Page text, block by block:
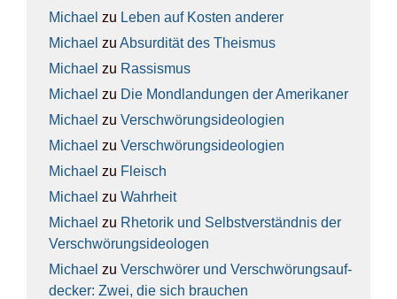
Michael zu Leben auf Kos­ten ande­rer
Michael zu Absur­di­tät des The­is­mus
Michael zu Ras­sis­mus
Michael zu Die Mond­lan­dun­gen der Ame­ri­ka­ner
Michael zu Ver­schwö­rungs­ideo­lo­gien
Michael zu Ver­schwö­rungs­ideo­lo­gien
Michael zu Fleisch
Michael zu Wahr­heit
Michael zu Rhe­to­rik und Selbst­ver­ständ­nis der
Ver­schwö­rungs­ideo­lo­gen
Michael zu Ver­schwö­rer und Ver­schwö­rungs­auf­
de­cker: Zwei, die sich brau­chen